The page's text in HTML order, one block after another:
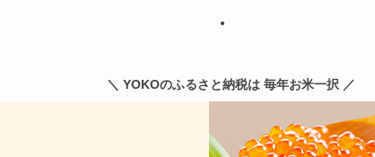
＼ YOKOのふるさと納税は 毎年お米一択 ／